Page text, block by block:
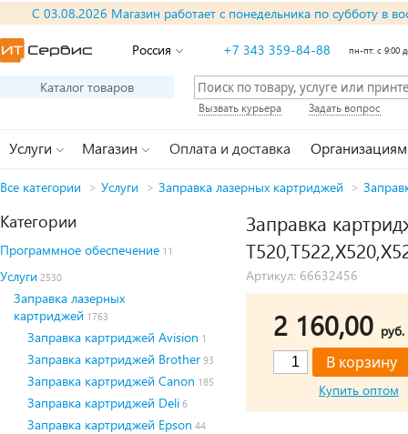
С 03.08.2026 Магазин работает с понедельника по субботу в
Россия +7 343 359-84-88 пн-пт: с 9:00
Каталог товаров
Вызвать курьера Задать вопрос
Услуги Магазин Оплата и доставка Организациям
Все категории > Услуги > Заправка лазерных картриджей >
Категории
Программное обеспечение 11
Услуги 2530
Заправка лазерных
картриджей 1763
Заправка картриджей Avision 1
Заправка картриджей Brother 93
Заправка картриджей Canon 185
Заправка картриджей Deli 6
Заправка картриджей Epson 44
Заправка
Артикул: 66632456
2 160,00 руб.
Купить оптом